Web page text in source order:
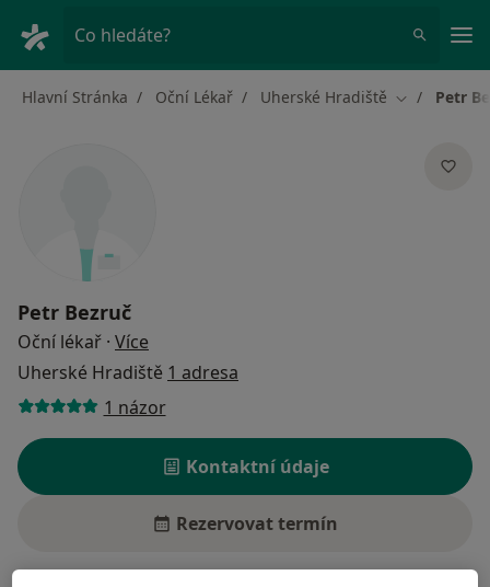
Co hledáte?
Hlavní Stránka Oční Lékař Uherské Hradiště ZměnaPetr
Petr Bezruč
Oční lékař · Více
Uherské Hradiště 1 adresa
1 názor
Kontaktní údaje
Rezervovat termín